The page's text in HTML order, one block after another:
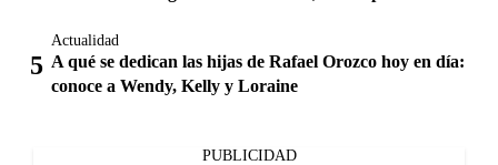
Actualidad
A qué se dedican las hijas de Rafael Orozco hoy en día:
conoce a Wendy, Kelly y Loraine
PUBLICIDAD